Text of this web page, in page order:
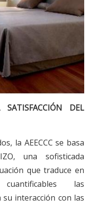
DEL
la AEECCC se basa
una sofisticada
que traduce en
las
interacción con las